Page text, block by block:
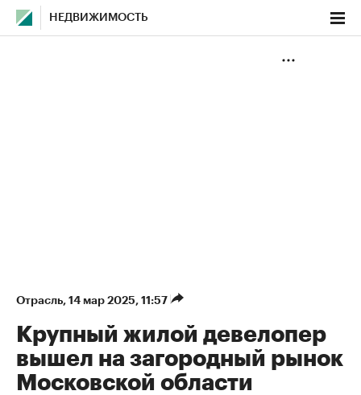
НЕДВИЖИМОСТЬ
Отрасль⁠, 14 мар 2025, 11:57
Крупный жилой девелопер
вышел на загородный рынок
Московской области